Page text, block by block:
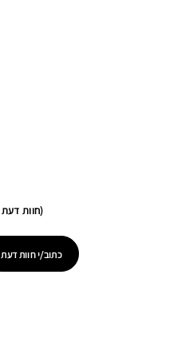
חוות דעת 1
כתוב/י חוות דעת